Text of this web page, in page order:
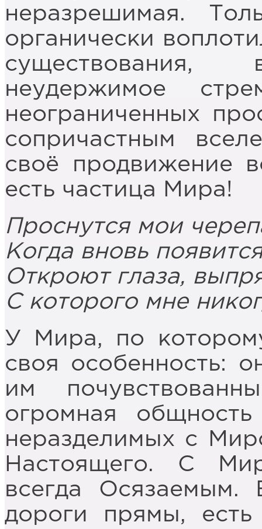
неразрешимая.
органически
неудержимое
неограниченных
сопричастным
своё продвижение
есть частица Мира!
Проснутся мои
Когда вновь
Откроют глаза,
С которого мне
У Мира, по
своя особенность:
им
огромная
неразделимых с
Настоящего. С
всегда
дороги прямы,